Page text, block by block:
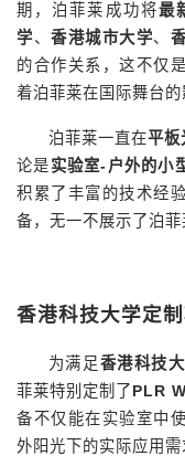
期，泊菲莱成功将最
学、 香港城市大学、
的合作关系，这不仅
着泊菲莱在国际舞台的
泊菲莱一直在平板
论是实验室-户外的小
积累了丰富的技术经
备，无一不展示了泊菲
香港科技大学定制
为满足香港科技
菲莱特别定制了PLR
备不仅能在实验室中
外阳光下的实际应用需